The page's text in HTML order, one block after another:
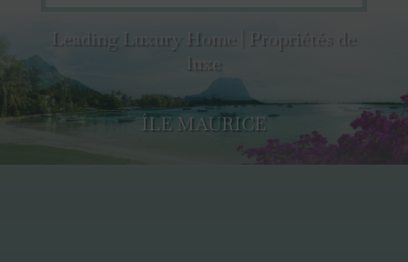
Leading Luxury Home | Propriétés de
luxe
ÎLE MAURICE